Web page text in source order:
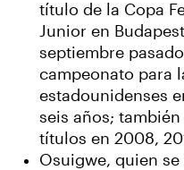
título de la Copa
Junior en
septiembre
campeonato para
estadounidenses
seis años;
títulos en 2008,
Osuigwe, quien